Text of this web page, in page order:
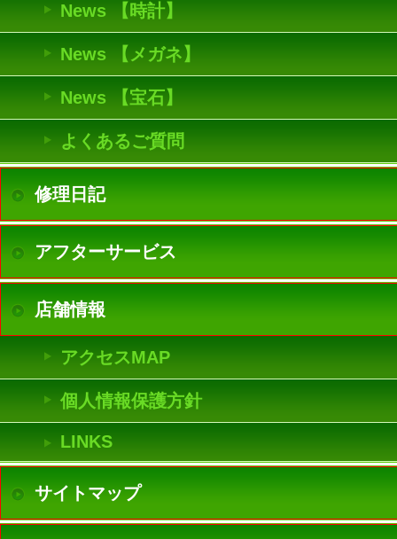
News 【時計】
News 【メガネ】
News 【宝石】
よくあるご質問
修理日記
アフターサービス
店舗情報
アクセスMAP
個人情報保護方針
LINKS
サイトマップ